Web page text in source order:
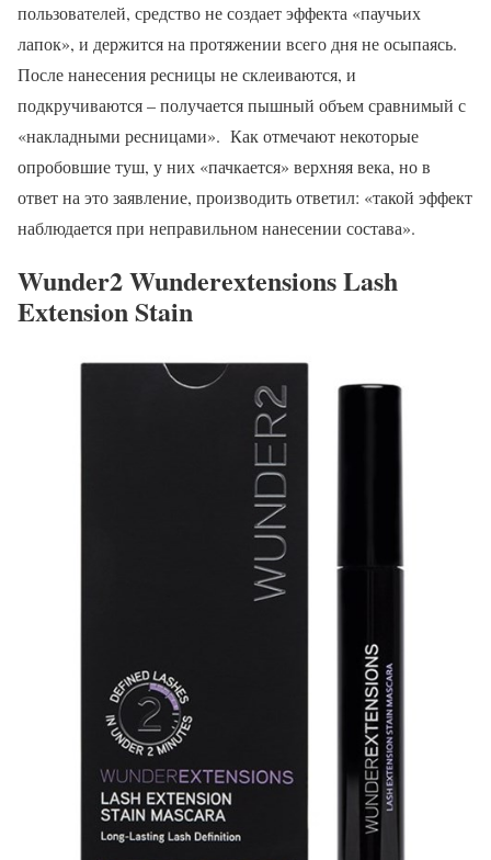
пользователей, средство не создает эффекта «паучьих
лапок», и держится на протяжении всего дня не осыпаясь.
После нанесения ресницы не склеиваются, и
подкручиваются – получается пышный объем сравнимый с
«накладными ресницами». Как отмечают некоторые
опробовшие туш, у них «пачкается» верхняя века, но в
ответ на это заявление, производить ответил: «такой эффект
наблюдается при неправильном нанесении состава».
Wunder2 Wunderextensions Lash
Extension Stain